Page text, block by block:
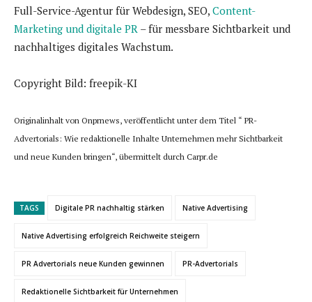
Full-Service-Agentur für Webdesign, SEO, Content-
Marketing und digitale PR – für messbare Sichtbarkeit und
nachhaltiges digitales Wachstum.
Copyright Bild: freepik-KI
Originalinhalt von Onprnews, veröffentlicht unter dem Titel “ PR-
Advertorials: Wie redaktionelle Inhalte Unternehmen mehr Sichtbarkeit
und neue Kunden bringen“, übermittelt durch Carpr.de
TAGS Digitale PR nachhaltig stärken Native Advertising
Native Advertising erfolgreich Reichweite steigern
PR Advertorials neue Kunden gewinnen PR-Advertorials
Redaktionelle Sichtbarkeit für Unternehmen